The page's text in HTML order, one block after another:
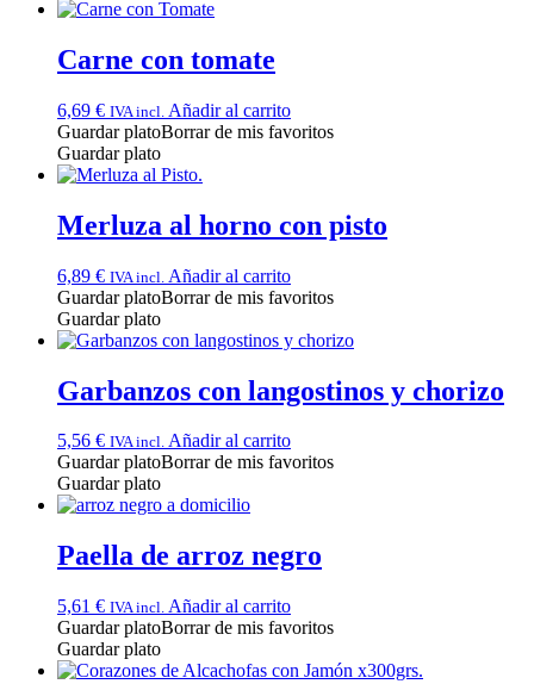
Carne con tomate
6,69 € IVA incl. Añadir al carrito
Guardar platoBorrar de mis favoritos
Guardar plato
Merluza al horno con pisto
6,89 € IVA incl. Añadir al carrito
Guardar platoBorrar de mis favoritos
Guardar plato
Garbanzos con langostinos y chorizo
5,56 € IVA incl. Añadir al carrito
Guardar platoBorrar de mis favoritos
Guardar plato
Paella de arroz negro
5,61 € IVA incl. Añadir al carrito
Guardar platoBorrar de mis favoritos
Guardar plato